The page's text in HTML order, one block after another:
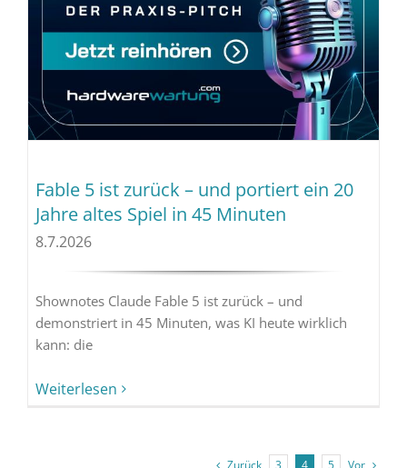
Fable 5 ist zurück – und portiert ein 20
Jahre altes Spiel in 45 Minuten
8.7.2026
Shownotes Claude Fable 5 ist zurück – und
demonstriert in 45 Minuten, was KI heute wirklich
kann: die
Weiterlesen
Zurück Vor